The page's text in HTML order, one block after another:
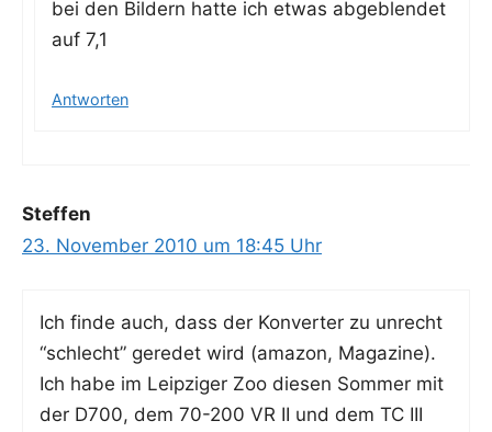
bei den Bil­dern hat­te ich etwas abge­blen­det
auf 7,1
Antworten
Steffen
23. November 2010 um 18:45 Uhr
Ich fin­de auch, dass der Kon­ver­ter zu unrecht
“schlecht” gere­det wird (ama­zon, Maga­zi­ne).
Ich habe im Leip­zi­ger Zoo die­sen Som­mer mit
der D700, dem 70-200 VR II und dem TC III